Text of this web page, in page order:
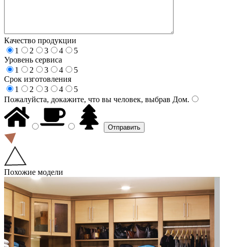
Качество продукции
1
2 3 4
5
Уровень сервиса
1
2 3 4
5
Срок изготовления
1
2 3 4
5
Пожалуйста, докажите, что вы человек, выбрав Дом.
Похожие модели